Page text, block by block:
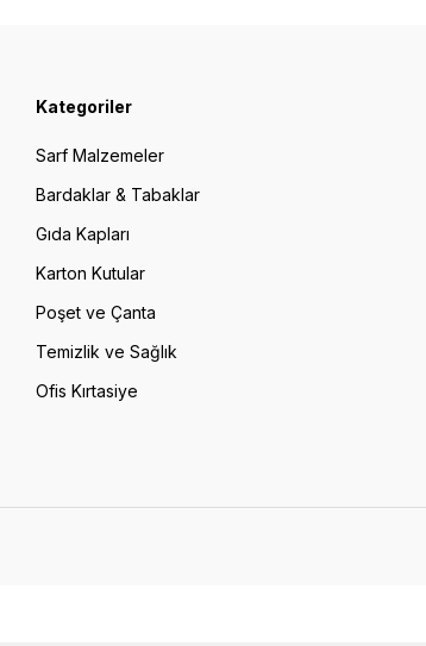
Kategoriler
Sarf Malzemeler
Bardaklar & Tabaklar
Gıda Kapları
Karton Kutular
Poşet ve Çanta
Temizlik ve Sağlık
Ofis Kırtasiye